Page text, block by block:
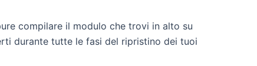
compilare il modulo che trovi in alto su
durante tutte le fasi del ripristino dei tuoi